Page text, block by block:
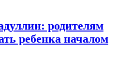
родителям
ребенка началом